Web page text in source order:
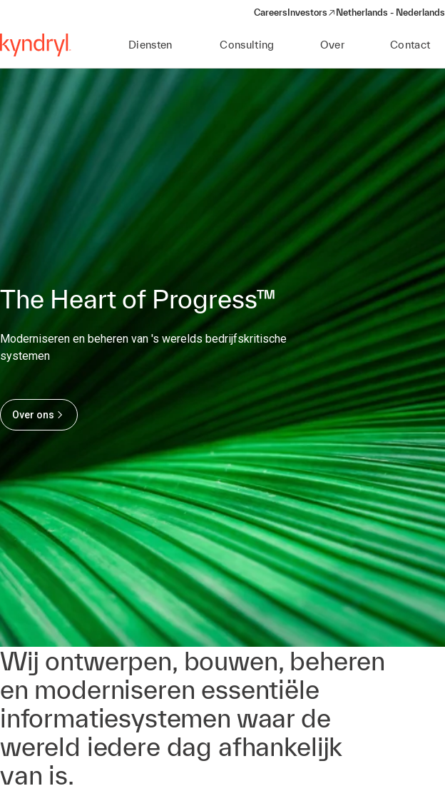
Careers Investors
(opens in a new window)
Netherlands - Nederlands
Diensten Consulting Over Contact
The Heart of Progress™
Moderniseren en beheren van 's werelds bedrijfskritische
systemen
Over ons
Wij ontwerpen, bouwen, beheren
en moderniseren essentiële
informatiesystemen waar de
wereld iedere dag afhankelijk
van is.